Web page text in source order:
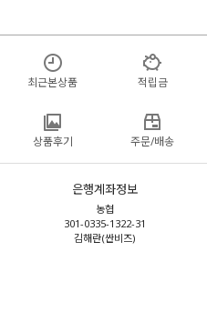
최근본상품 적립금
상품후기 주문/배송
은행계좌정보
농협
301-0335-1322-31
김해란(싼비즈)